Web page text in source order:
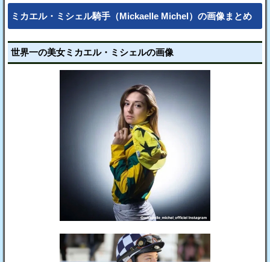
ミカエル・ミシェル騎手（Mickaelle Michel）の画像まとめ
世界一の美女ミカエル・ミシェルの画像